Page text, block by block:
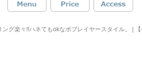
ング楽々!!ハネてもokなボブレイヤースタイル。 |